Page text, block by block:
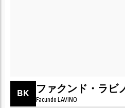
BK ファクンド・ラビ
Facundo LAVINO